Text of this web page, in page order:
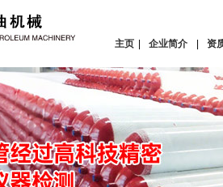
主页 企业简介 资